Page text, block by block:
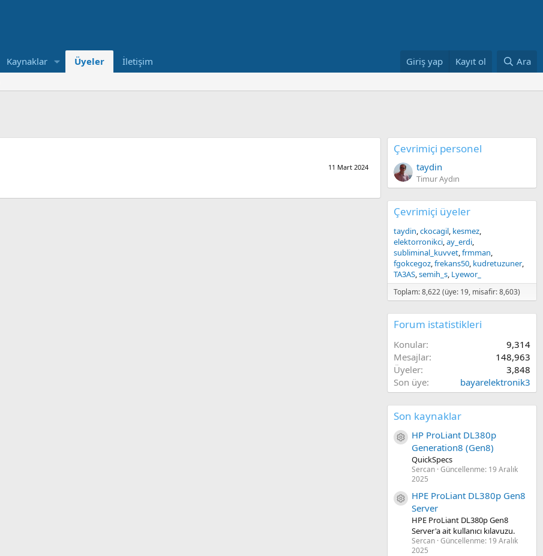
Kaynaklar Üyeler İletişim Giriş yap Kayıt ol Ara
11 Mart 2024
Çevrimiçi personel
taydin
Timur Aydın
Çevrimiçi üyeler
taydin ckocagil kesmez
elektorronikci ay_erdi
subliminal_kuvvet frmman
fgokcegoz frekans50 kudretuzuner
TA3AS semih_s Lyewor_
Toplam: 8,622 (üye: 19, misafir: 8,603)
Forum istatistikleri
Konular
9,314
Mesajlar
148,963
Üyeler
3,848
Son üye
bayarelektronik3
Son kaynaklar
Kaynak ikon/amblem
HP ProLiant DL380p
Generation8 (Gen8)
QuickSpecs
Sercan Güncellenme: 19 Aralık
2025
Kaynak ikon/amblem
HPE ProLiant DL380p Gen8
Server
HPE ProLiant DL380p Gen8
Server'a ait kullanıcı kılavuzu.
Sercan Güncellenme: 19 Aralık
2025